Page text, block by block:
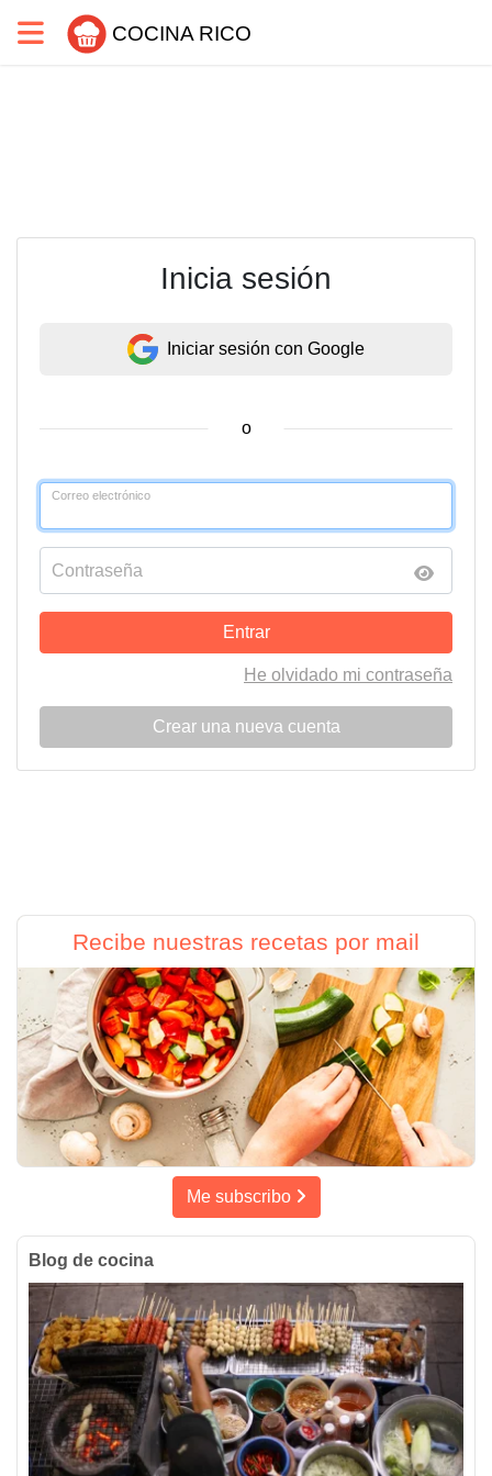
COCINA RICO
Inicia sesión
Iniciar sesión con Google
o
Correo electrónico
Contraseña
Entrar
He olvidado mi contraseña
Crear una nueva cuenta
Recibe nuestras recetas por mail
Me subscribo
Blog de cocina